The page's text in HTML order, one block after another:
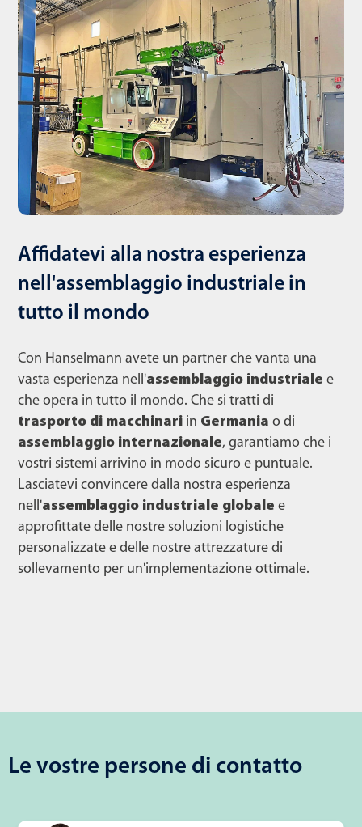
Affidatevi alla nostra esperienza
nell'assemblaggio industriale in
tutto il mondo
Con Hanselmann avete un partner che vanta una
vasta esperienza nell'assemblaggio industriale e
che opera in tutto il mondo. Che si tratti di
trasporto di macchinari in Germania o di
assemblaggio internazionale, garantiamo che i
vostri sistemi arrivino in modo sicuro e puntuale.
Lasciatevi convincere dalla nostra esperienza
nell'assemblaggio industriale globale e
approfittate delle nostre soluzioni logistiche
personalizzate e delle nostre attrezzature di
sollevamento per un'implementazione ottimale.
Le vostre persone di contatto